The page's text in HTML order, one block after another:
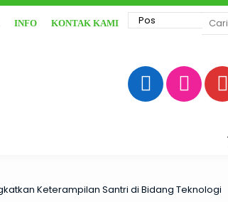
INFO KONTAK KAMI
Keterampilan Santri di Bidang Teknologi